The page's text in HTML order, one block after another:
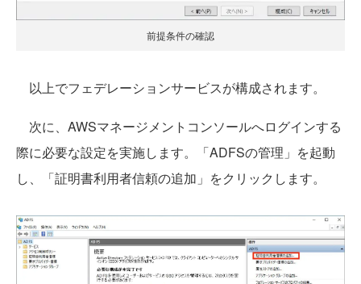
前提条件の確認
以上でフェデレーションサービスが構成されます。
次に、AWSマネージメントコンソールへログインする
際に必要な設定を実施します。「ADFSの管理」を起動
し、「証明書利用者信頼の追加」をクリックします。